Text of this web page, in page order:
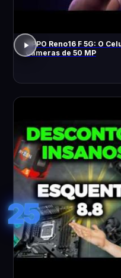
OPPO Reno16 F 5G: O
Câmeras de 50 MP
25